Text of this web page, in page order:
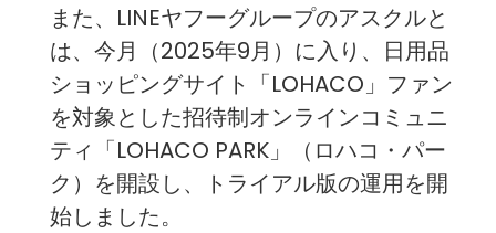
また、LINEヤフーグループのアスクルと
は、今月（2025年9月）に入り、日用品
ショッピングサイト「LOHACO」ファン
を対象とした招待制オンラインコミュニ
ティ「LOHACO PARK」（ロハコ・パー
ク）を開設し、トライアル版の運用を開
始しました。